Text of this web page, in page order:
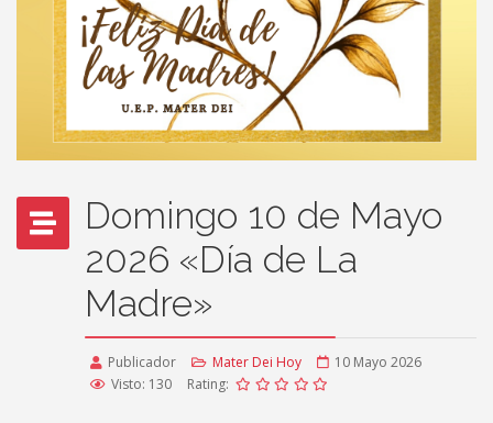
Domingo 10 de Mayo
2026 «Día de La
Madre»
Publicador Mater Dei Hoy
10 Mayo 2026
Visto: 130
Rating: